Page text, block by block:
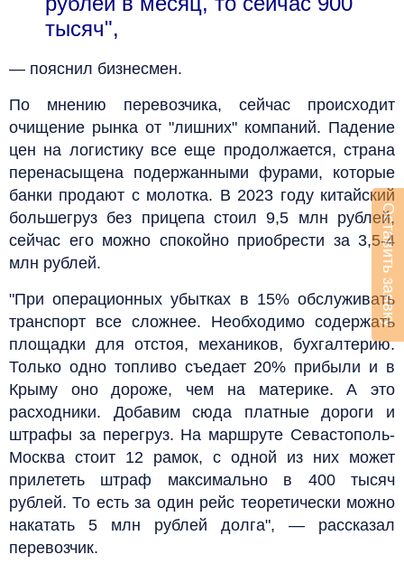
тысяч",
— пояснил бизнесмен.
По мнению перевозчика, сейчас происходит
очищение рынка от "лишних" компаний. Падение
цен на логистику все еще продолжается, страна
перенасыщена подержанными фурами, которые
банки продают с молотка. В 2023 году китайский
большегруз без прицепа стоил 9,5 млн рублей,
сейчас его можно спокойно приобрести за 3,5-4
млн рублей.
"При операционных убытках в 15% обслуживать
транспорт все сложнее. Необходимо содержать
площадки для отстоя, механиков, бухгалтерию.
Только одно топливо съедает 20% прибыли и в
Крыму оно дороже, чем на материке. А это
расходники. Добавим сюда платные дороги и
штрафы за перегруз. На маршруте Севастополь-
Москва стоит 12 рамок, с одной из них может
прилететь штраф максимально в 400 тысяч
рублей. То есть за один рейс теоретически можно
накатать 5 млн рублей долга", — рассказал
перевозчик.
Оставить заявку